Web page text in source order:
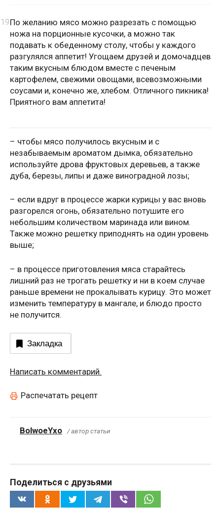
По желанию мясо можно разрезать с помощью
ножа на порционные кусочки, а можно так
подавать к обеденному столу, чтобы у каждого
разгулялся аппетит! Угощаем друзей и домочадцев
таким вкусным блюдом вместе с печеным
картофелем, свежими овощами, всевозможными
соусами и, конечно же, хлебом. Отличного пикника!
Приятного вам аппетита!
– чтобы мясо получилось вкусным и с
незабываемым ароматом дымка, обязательно
используйте дрова фруктовых деревьев, а также
дуба, березы, липы и даже виноградной лозы;
– если вдруг в процессе жарки курицы у вас вновь
разгорелся огонь, обязательно потушите его
небольшим количеством маринада или вином.
Также можно решетку приподнять на один уровень
выше;
– в процессе приготовления мяса старайтесь
лишний раз не трогать решетку и ни в коем случае
раньше времени не прокалывать курицу. Это может
изменить температуру в мангале, и блюдо просто
не получится.
Закладка
Написать комментарий.
Распечатать рецепт
BolwoeYxo / автор статьи
Поделиться с друзьями